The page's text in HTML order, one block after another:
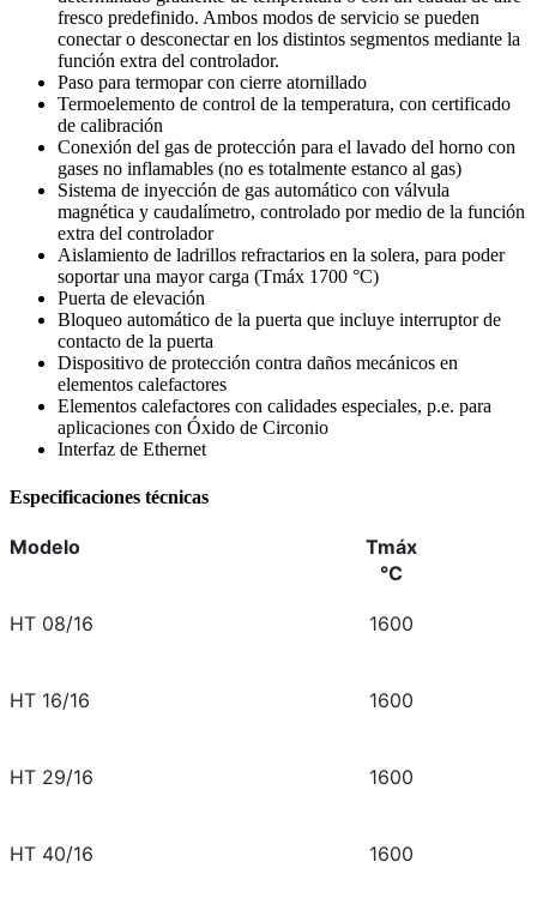
fresco predefinido. Ambos modos de servicio se pueden
conectar o desconectar en los distintos segmentos mediante la
función extra del controlador.
Paso para termopar con cierre atornillado
Termoelemento de control de la temperatura, con certificado
de calibración
Conexión del gas de protección para el lavado del horno con
gases no inflamables (no es totalmente estanco al gas)
Sistema de inyección de gas automático con válvula
magnética y caudalímetro, controlado por medio de la función
extra del controlador
Aislamiento de ladrillos refractarios en la solera, para poder
soportar una mayor carga (Tmáx 1700 °C)
Puerta de elevación
Bloqueo automático de la puerta que incluye interruptor de
contacto de la puerta
Dispositivo de protección contra daños mecánicos en
elementos calefactores
Elementos calefactores con calidades especiales, p.e. para
aplicaciones con Óxido de Circonio
Interfaz de Ethernet
Especificaciones técnicas
Modelo
Tmáx
°C
HT 08/16 1600
HT 16/16 1600
HT 29/16 1600
HT 40/16 1600